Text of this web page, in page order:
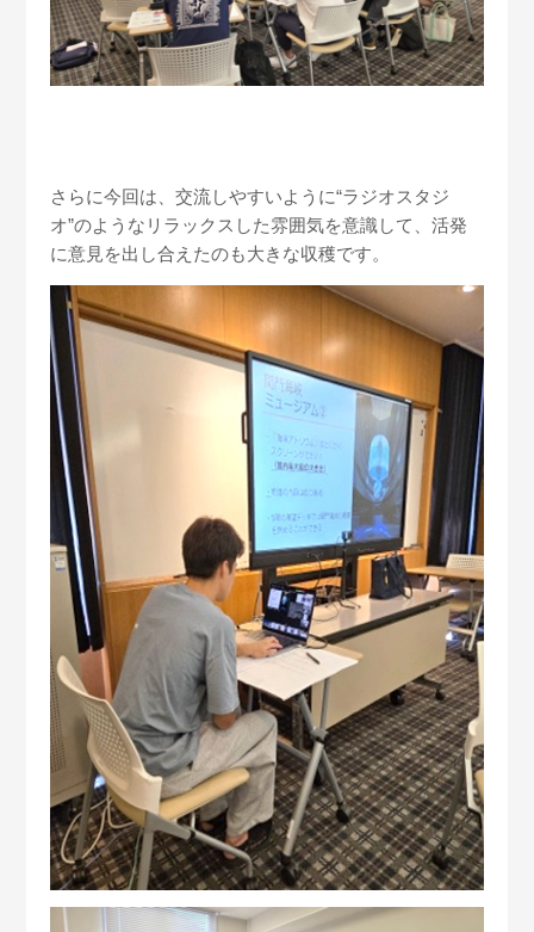
さらに今回は、交流しやすいように“ラジオスタジ
オ”のようなリラックスした雰囲気を意識して、活発
に意見を出し合えたのも大きな収穫です。